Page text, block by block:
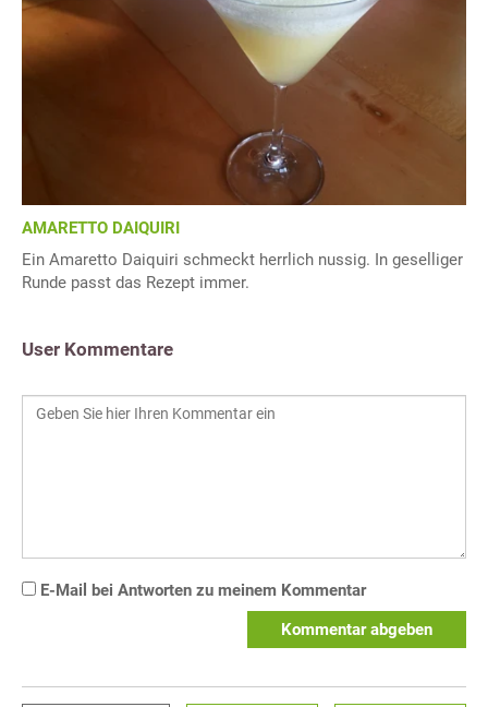
AMARETTO DAIQUIRI
Ein Amaretto Daiquiri schmeckt herrlich nussig. In geselliger
Runde passt das Rezept immer.
User Kommentare
E-Mail bei Antworten zu meinem Kommentar
Kommentar abgeben